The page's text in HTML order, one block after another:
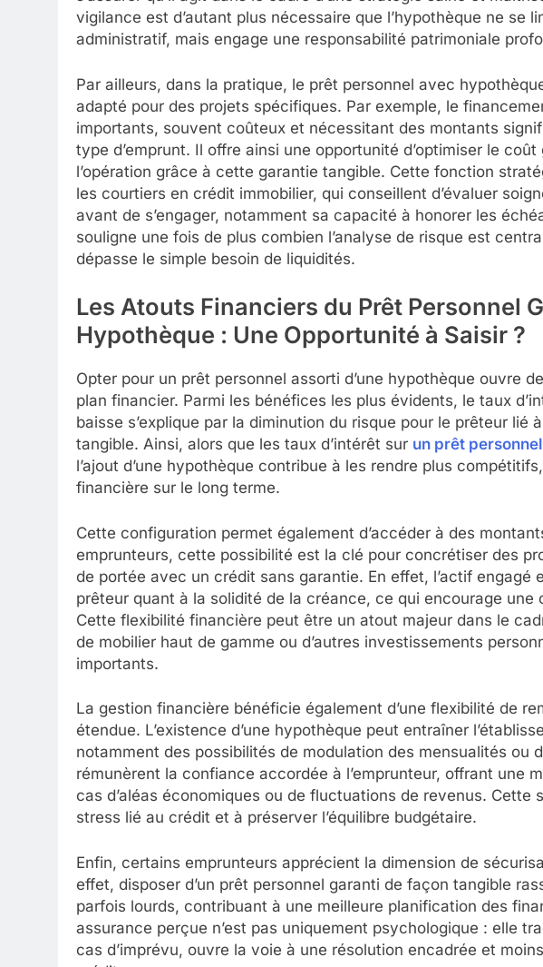
vigilance est d’autant plus nécessaire que l’hypothèque ne se
administratif, mais engage une responsabilité patrimoniale
Par ailleurs, dans la pratique, le prêt personnel avec
adapté pour des projets spécifiques. Par exemple, le
importants, souvent coûteux et nécessitant des montants
type d’emprunt. Il offre ainsi une opportunité d’optimiser le
l’opération grâce à cette garantie tangible. Cette fonction
les courtiers en crédit immobilier, qui conseillent d’évaluer
avant de s’engager, notamment sa capacité à honorer les
souligne une fois de plus combien l’analyse de risque est
dépasse le simple besoin de liquidités.
Les Atouts Financiers du Prêt Personnel
Hypothèque : Une Opportunité à Saisir ?
Opter pour un prêt personnel assorti d’une hypothèque ouvre
plan financier. Parmi les bénéfices les plus évidents, le taux
baisse s’explique par la diminution du risque pour le prêteur lié
tangible. Ainsi, alors que les taux d’intérêt sur un prêt
l’ajout d’une hypothèque contribue à les rendre plus
financière sur le long terme.
Cette configuration permet également d’accéder à des
emprunteurs, cette possibilité est la clé pour concrétiser des
de portée avec un crédit sans garantie. En effet, l’actif engagé
prêteur quant à la solidité de la créance, ce qui encourage une
Cette flexibilité financière peut être un atout majeur dans le
de mobilier haut de gamme ou d’autres investissements
importants.
La gestion financière bénéficie également d’une flexibilité de
étendue. L’existence d’une hypothèque peut entraîner
notamment des possibilités de modulation des mensualités ou
rémunèrent la confiance accordée à l’emprunteur, offrant une
cas d’aléas économiques ou de fluctuations de revenus. Cette
stress lié au crédit et à préserver l’équilibre budgétaire.
Enfin, certains emprunteurs apprécient la dimension de
effet, disposer d’un prêt personnel garanti de façon tangible
parfois lourds, contribuant à une meilleure planification des
assurance perçue n’est pas uniquement psychologique : elle
cas d’imprévu, ouvre la voie à une résolution encadrée et